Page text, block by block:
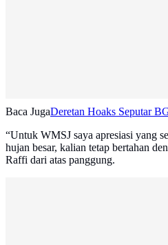
Baca JugaDeretan Hoaks Seputar
“Untuk WMSJ saya apresiasi yang
hujan besar, kalian tetap bertahan
Raffi dari atas panggung.